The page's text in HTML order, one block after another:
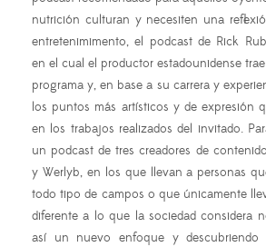
nutrición culturan y necesiten una
entretenimimento, el podcast de Rick
en el cual el productor estadounidense
programa y, en base a su carrera y
los puntos más artísticos y de expresión
en los trabajos realizados del invitado.
un podcast de tres creadores de
y Werlyb, en los que llevan a personas
todo tipo de campos o que únicamente
diferente a lo que la sociedad considera
así un nuevo enfoque y descubriendo